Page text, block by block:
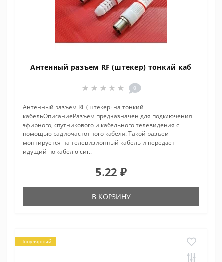
Антенный разъем RF (штекер) тонкий каб
0
Антенный разъем RF (штекер) на тонкий
кабельОписаниеРазъем предназначен для подключения
эфирного, спутникового и кабельного телевидения с
помощью радиочастотного кабеля. Такой разъем
монтируется на телевизионный кабель и передает
идущий по кабелю сиг..
5.22 ₽
В КОРЗИНУ
Популярный